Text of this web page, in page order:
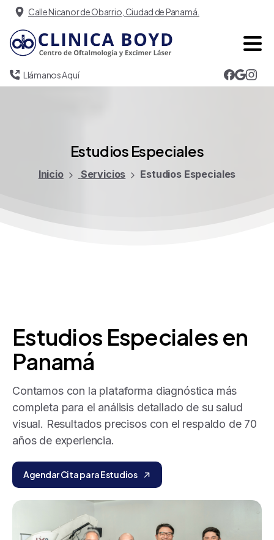
Calle Nicanor de Obarrio, Ciudad de Panamá.
Llámanos Aquí
Estudios Especiales
Inicio Servicios Estudios Especiales
Estudios Especiales en
Panamá
Contamos con la plataforma diagnóstica más
completa para el análisis detallado de su salud
visual. Resultados precisos con el respaldo de 70
años de experiencia.
Agendar Cita para Estudios